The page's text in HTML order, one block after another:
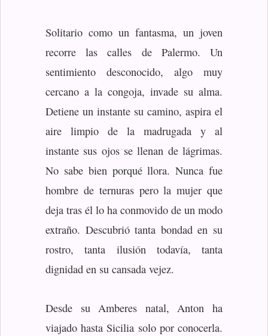
Solitario como un fantasma, un joven
recorre las calles de Palermo. Un
sentimiento desconocido, algo muy
cercano a la congoja, invade su alma.
Detiene un instante su camino, aspira el
aire limpio de la madrugada y al
instante sus ojos se llenan de lágrimas.
No sabe bien porqué llora. Nunca fue
hombre de ternuras pero la mujer que
deja tras él lo ha conmovido de un modo
extraño. Descubrió tanta bondad en su
rostro, tanta ilusión todavía, tanta
dignidad en su cansada vejez.
Desde su Amberes natal, Anton ha
viajado hasta Sicilia solo por conocerla.